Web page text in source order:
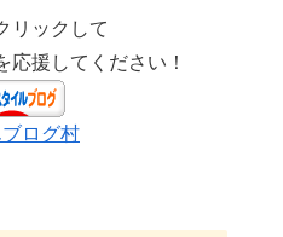
リックして
応援してください！
ログ村